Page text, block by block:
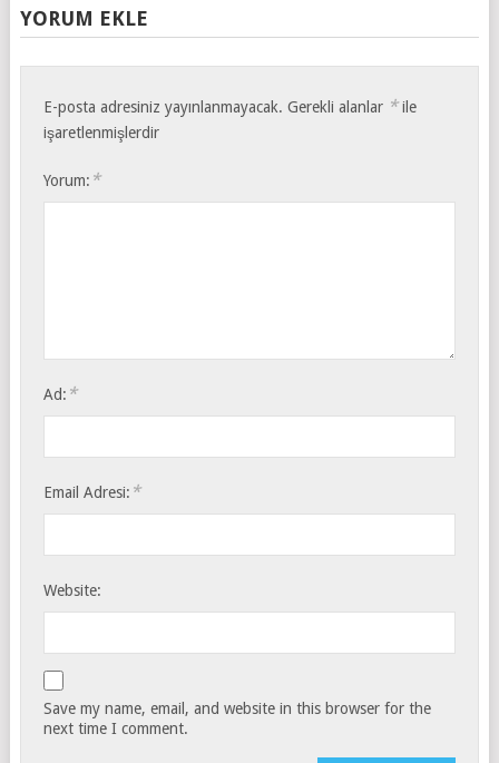
YORUM EKLE
E-posta adresiniz yayınlanmayacak. Gerekli alanlar *ile
işaretlenmişlerdir
Yorum: *
Ad: *
Email Adresi: *
Website:
Save my name, email, and website in this browser for the
next time I comment.